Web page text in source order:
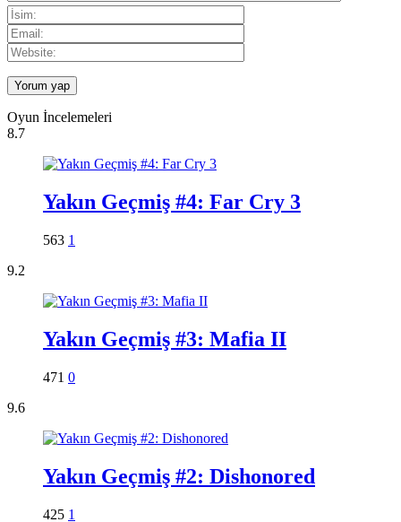
Oyun İncelemeleri
8.7
Yakın Geçmiş #4: Far Cry 3
563 1
9.2
Yakın Geçmiş #3: Mafia II
471 0
9.6
Yakın Geçmiş #2: Dishonored
425 1